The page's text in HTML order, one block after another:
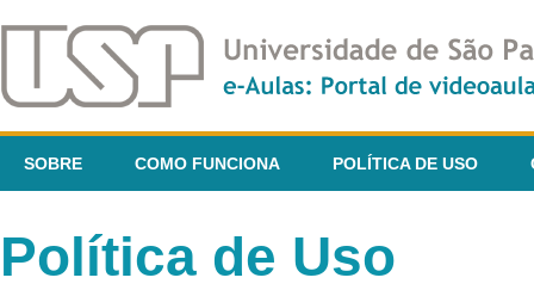
SOBRE COMO FUNCIONA POLÍTICA DE USO
Política de Uso